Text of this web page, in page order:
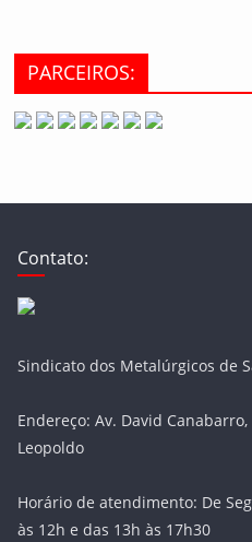
PARCEIROS:
Contato:
Sindicato dos Metalúrgicos de
Endereço: Av. David
Leopoldo
Horário de atendimento: De
às 12h e das 13h às 17h30